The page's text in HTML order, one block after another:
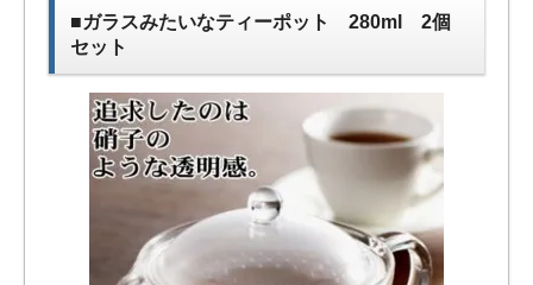
■ガラスみたいなティーポット 280ml 2個
セット